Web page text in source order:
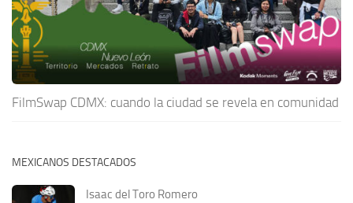
FilmSwap CDMX: cuando la ciudad se revela en comunidad
MEXICANOS DESTACADOS
Isaac del Toro Romero